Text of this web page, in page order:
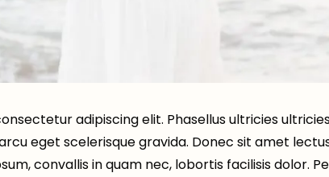
adipiscing elit. Phasellus ultricies
eget scelerisque gravida. Donec sit amet
convallis in quam nec, lobortis facilisis dolor.